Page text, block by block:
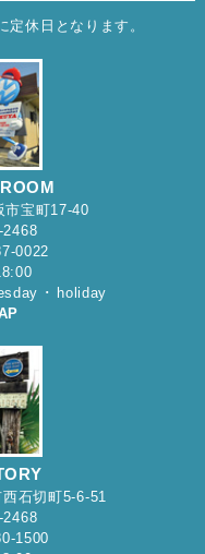
定休日となります。
市宝町17-40
2468
0022
･ holiday
石切町5-6-51
2468
1500